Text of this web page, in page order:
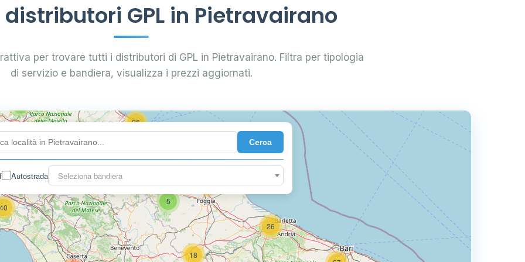
GPL in Pietravairano
per trovare tutti i distributori di GPL in Pietravairano. Filtra per tipologia
di servizio e bandiera, visualizza i prezzi aggiornati.
Cerca
Autostrada Seleziona bandiera
24
5
14
26
16
64
40
18
26
26
0.799 €